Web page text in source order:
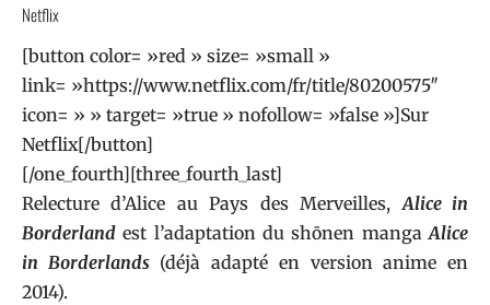
Netflix
[button color= »red » size= »small »
link= »https://www.netflix.com/fr/title/80200575″
icon= » » target= »true » nofollow= »false »]Sur
Netflix[/button]
[/one_fourth][three_fourth_last]
Relecture d’Alice au Pays des Merveilles,Alice in
Borderland est l’adaptation du shōnen mangaAlice
in Borderlands(déjà adapté en version anime en
2014).